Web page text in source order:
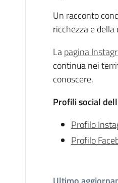
Un racconto
ricchezza e
Lapagina
continua nei
conoscere.
Profili social
Profilo
Profilo